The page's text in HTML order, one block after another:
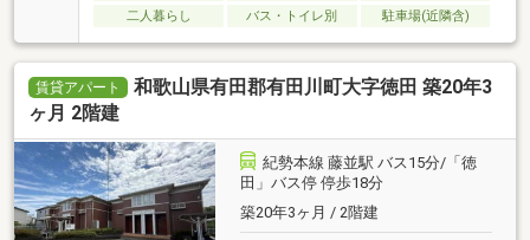
二人暮らし バス・トイレ別 駐車場(近隣含)
賃貸アパート
和歌山県有田郡有田川町大字徳田 築20年3
ヶ月 2階建
紀勢本線 藤並駅 バス15分/「徳
田」バス停 停歩18分
築20年3ヶ月 / 2階建